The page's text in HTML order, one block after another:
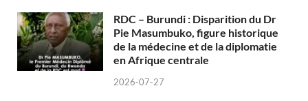
RDC – Burundi : Disparition du Dr
Pie Masumbuko, figure historique
de la médecine et de la diplomatie
en Afrique centrale
2026-07-27